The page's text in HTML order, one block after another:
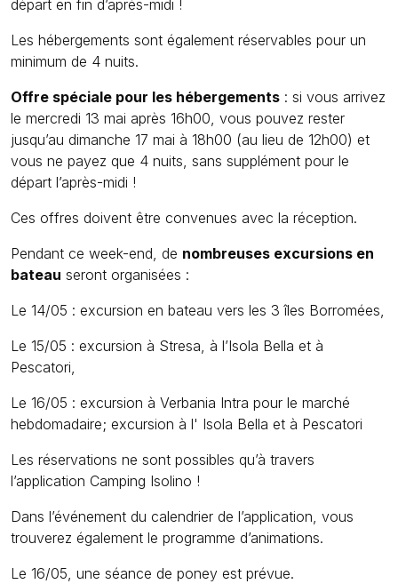
départ en fin d’après-midi !
Les hébergements sont également réservables pour un
minimum de 4 nuits.
Offre spéciale pour les hébergements : si vous arrivez
le mercredi 13 mai après 16h00, vous pouvez rester
jusqu’au dimanche 17 mai à 18h00 (au lieu de 12h00) et
vous ne payez que 4 nuits, sans supplément pour le
départ l’après-midi !
Ces offres doivent être convenues avec la réception.
Pendant ce week-end, de nombreuses excursions en
bateau seront organisées :
Le 14/05 : excursion en bateau vers les 3 îles Borromées,
Le 15/05 : excursion à Stresa, à l’Isola Bella et à
Pescatori,
Le 16/05 : excursion à Verbania Intra pour le marché
hebdomadaire; excursion à l' Isola Bella et à Pescatori
Les réservations ne sont possibles qu’à travers
l’application Camping Isolino !
Dans l’événement du calendrier de l’application, vous
trouverez également le programme d’animations.
Le 16/05, une séance de poney est prévue.